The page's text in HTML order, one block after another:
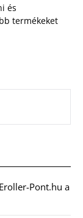
és
termékeket
Pont.hu a